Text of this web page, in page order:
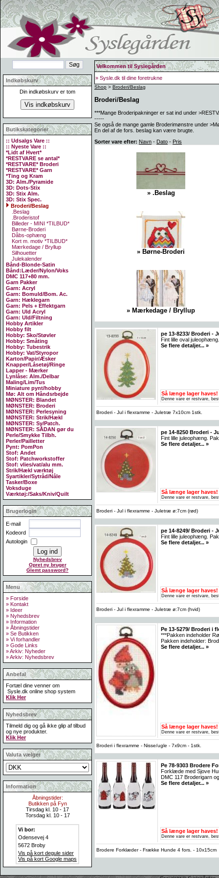
Indkøbskurv
Din indkøbskurv er tom
Butikskategorier
:: Udsalgs Vare ::
:: Nyeste Vare ::
*Lidt af Hvert*
*RESTVARE se antal*
*RESTVARE* Broderi
*RESTVARE* Garn
*Ting og Kram
3D: Alm./Pyramide
3D: Dots-Stix
3D: Stix Alm.
3D: Stix Spec.
Broderi/Beslag
.Beslag
.Broderistof
Billeder - MINI *TILBUD*
Børne-Broderi
Dåbs-ophæng
Kort m. motiv *TILBUD*
Mærkedage / Bryllup
Silhouetter
Julekalender
Bånd-Blonde-Satin
Bånd:Læder/Nylon/Voks
DMC 117+80 mm.
Garn Pakker
Garn: Acryl
Garn: Bomuld/Bom. Ac.
Garn: Hæklegarn
Garn: Pels + Effektgarn
Garn: Uld Acryl
Garn: Uld/Filtning
Hobby Artikler
Hobby filt
Hobby: Sko/Støvler
Hobby: Småting
Hobby: Tubestrik
Hobby: Vat/Styropor
Karton/Papir/Æsker
Knapper/Låsetøj/Ringe
Lapper - Mærker
Lynlåse: Alm./Delbar
Maling/Lim/Tus
Miniature pynt/hobby
Mø: Alt om Håndsrbejde
MØNSTER: Blandet
MØNSTER: Broderi
MØNSTER: Perlesyning
MØNSTER: Strik/Hækl
MØNSTER: Sy/Patch.
MØNSTER: SÅDAN gør du
Perle/Smykke Tilbh.
Perler/Pailletter
Pynt: PomPon
Stof: Andet
Stof: Patchworkstoffer
Stof: vlies/vat/alu mm.
Strik/Hækl værktøj
Syartikler/Sytråd/Nåle
Tasker/Boxe
Voksduge
Værktøj:/Saks/Kniv/Quilt
Brugerlogin
E-mail
Kodeord
Autologin
Nyhedsbrev
Opret ny bruger
Glemt password?
Menu
» Forside
» Kontakt
» Ideer
» Nyhedsbrev
» Information
» Åbningstider
» Se Butikken
» Vi forhandler
» Gode Links
» Arkiv: Nyheder
» Arkiv: Nyhedsbrev
Anbefal
Fortæl dine venner om
Sysle.dk online shop system
Klik Her
Nyhedsbrev
Tilmeld dig og gå ikke glip af tilbud
og nye produkter.
Klik Her
Valuta vælger
Information
Åbningstider:
Butikken på Fyn
Tirsdag kl. 10 - 17
Torsdag kl. 10 - 17
Vi bor:
Odensevej 4
5672 Broby
Vis på kort degule sider
Vis på kort Google maps
Velkommen til Syslegården
» Sysle.dk til dine foretrukne
Shop > Broderi/Beslag
Broderi/Beslag
***Mange Broderipakninger er sat ind under
-----
Se også de mange gamle Broderimønstre under
En del af de fors. beslag kan være brugte.
Sorter vare efter: Navn - Dato - Pris
» .Beslag
» Børne-Broderi
» Mærkedage / Bryllup
pe 13-8233/ Broderi -
Fint lille oval
Se flere detaljer... »
Så længe lager haves!
Denne vare er restvare,
Broderi - Jul i flexramme - Juletræ 7x10cm 1stk.
pe 14-8250 Broderi -
Fint lille juleophæng.
Se flere detaljer... »
Så længe lager haves!
Denne vare er restvare,
Broderi - Jul i flexramme - Juletræ ø:7cm (rød)
pe 14-8249/ Broderi -
Fint lille juleophæng.
Se flere detaljer... »
Så længe lager haves!
Denne vare er restvare,
Broderi - Jul i flexramme - Juletræ ø:7cm (hvid)
Pe 13-5279/ Broderi i
***Pakken indeholder
Pakken indeholder:
Se flere detaljer... »
Så længe lager haves!
Denne vare er restvare,
Broderi i flexramme - Nisse/ugle - 7x9cm - 1stk.
Pe 78-9303 Brodere
Forklæde med Sjove
DMC 117 Broderigarn
Se flere detaljer... »
Så længe lager haves!
Denne vare er restvare,
Brodere Forklæder - Frække Hunde 4 fors. - 10x15cm